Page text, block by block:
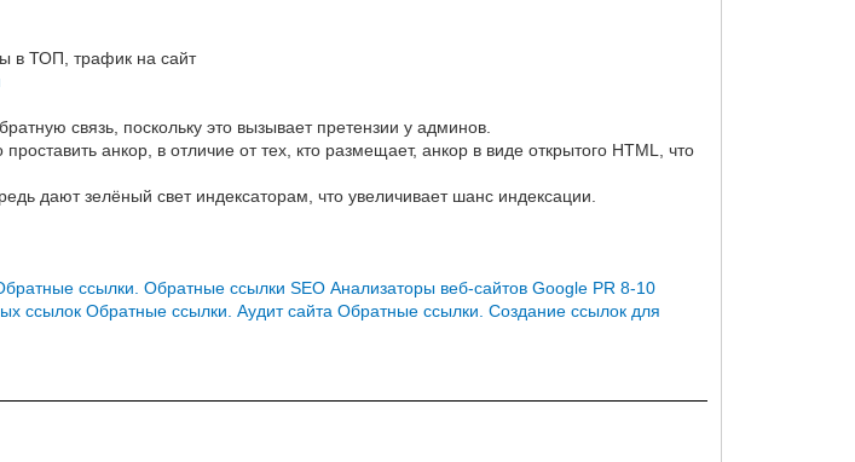
в ТОП, трафик на сайт
связь, поскольку это вызывает претензии у админов.
анкор, в отличие от тех, кто размещает, анкор в виде открытого HTML, что
дают зелёный свет индексаторам, что увеличивает шанс индексации.
ссылки. Обратные ссылки SEO Анализаторы веб-сайтов Google PR 8-10
ссылок Обратные ссылки. Аудит сайта Обратные ссылки. Создание ссылок для